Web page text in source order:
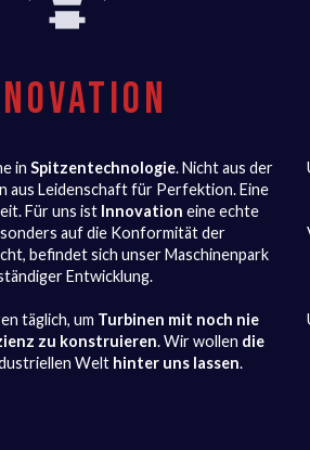
inSpitzentechnologie. Nicht aus der
aus Leidenschaft für Perfektion. Eine
Für uns ist Innovation eine echte
auf die Konformität der
befindet sich unser Maschinenpark
Entwicklung.
täglich, um Turbinen mit noch nie
zu konstruieren. Wir wollen die
Welt hinter uns lassen.